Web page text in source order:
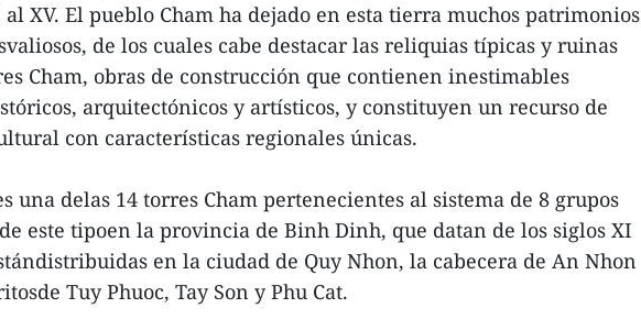
XV. El pueblo Cham ha dejado en esta tierra muchos patrimonios
de los cuales cabe destacar las reliquias típicas y ruinas
Cham, obras de construcción que contienen inestimables
arquitectónicos y artísticos, y constituyen un recurso de
con características regionales únicas.
una delas 14 torres Cham pertenecientes al sistema de 8 grupos
este tipoen la provincia de Binh Dinh, que datan de los siglos XI
en la ciudad de Quy Nhon, la cabecera de An Nhon
Tuy Phuoc, Tay Son y Phu Cat.